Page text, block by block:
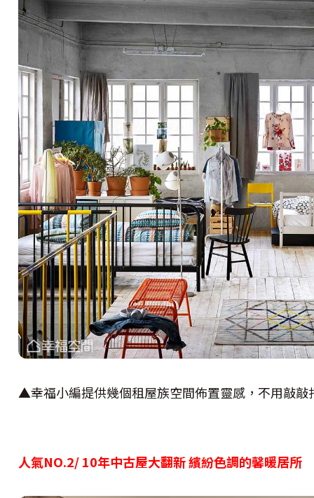
▲幸福小編提供幾個租屋族空間佈置靈感，不用敲
人氣NO.2/ 10年中古屋大翻新 繽紛色調的馨暖居所